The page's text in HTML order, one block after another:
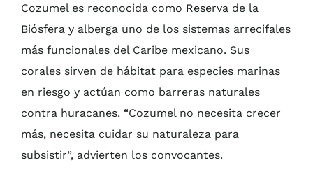
Cozumel es reconocida como Reserva de la
Biósfera y alberga uno de los sistemas arrecifales
más funcionales del Caribe mexicano. Sus
corales sirven de hábitat para especies marinas
en riesgo y actúan como barreras naturales
contra huracanes. “Cozumel no necesita crecer
más, necesita cuidar su naturaleza para
subsistir”, advierten los convocantes.